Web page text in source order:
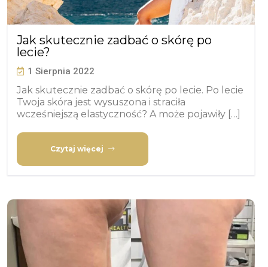
Jak skutecznie zadbać o skórę po
lecie?
1 Sierpnia 2022
Jak skutecznie zadbać o skórę po lecie. Po lecie
Twoja skóra jest wysuszona i straciła
wcześniejszą elastyczność? A może pojawiły […]
Czytaj więcej